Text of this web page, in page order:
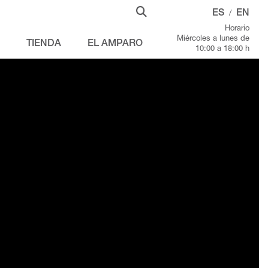
TIENDA EL AMPARO
ES / EN
Horario
Miércoles a lunes de
10:00 a 18:00 h